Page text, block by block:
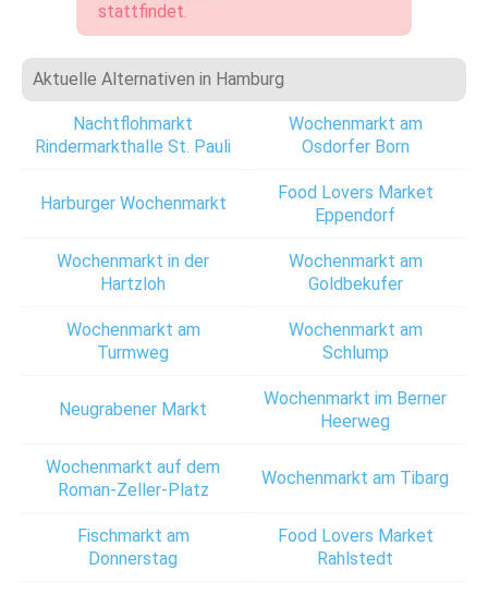
stattfindet.
Aktuelle Alternativen in Hamburg
Nachtflohmarkt
Rindermarkthalle St. Pauli
Wochenmarkt am
Osdorfer Born
Harburger Wochenmarkt
Food Lovers Market
Eppendorf
Wochenmarkt in der
Hartzloh
Wochenmarkt am
Goldbekufer
Wochenmarkt am
Turmweg
Wochenmarkt am
Schlump
Neugrabener Markt
Wochenmarkt im Berner
Heerweg
Wochenmarkt auf dem
Roman-Zeller-Platz
Wochenmarkt am Tibarg
Fischmarkt am
Donnerstag
Food Lovers Market
Rahlstedt